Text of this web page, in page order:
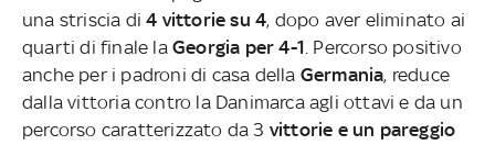
una striscia di4 vittorie su 4, dopo aver eliminato ai
quarti di finale la Georgia per 4-1. Percorso positivo
anche per i padroni di casa della Germania, reduce
dalla vittoria contro la Danimarca agli ottavi e da un
percorso caratterizzato da 3 vittorie e un pareggio